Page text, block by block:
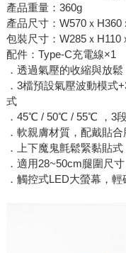
產品重量：360g
產品尺寸：W570ｘH360
包裝尺寸：W285ｘH110
配件：Type-C充電線×1
．透過氣壓的收縮與放
．3檔預設氣壓波動模式
式
．45℃ / 50℃ / 55℃ ，3
．軟親膚材質，配戴貼
．上下魔鬼氈鬆緊黏貼
．適用28~50cm腿圍尺
．觸控式LED大螢幕，